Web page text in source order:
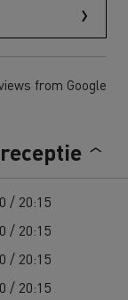
from Google
/ 20:15
/ 20:15
/ 20:15
/ 20:15